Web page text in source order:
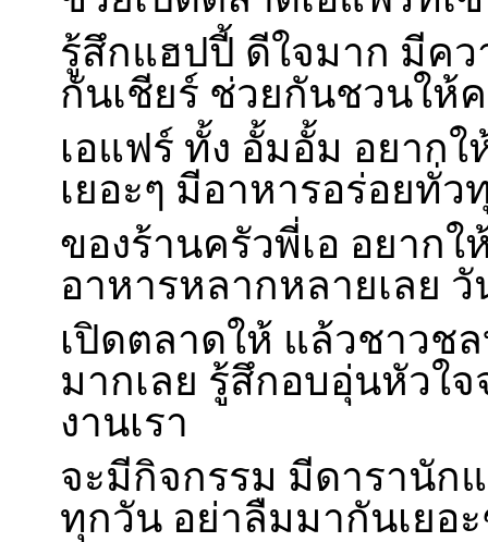
รู้สึกแฮปปี้ ดีใจมาก มีค
กันเชียร์ ช่วยกันชวนให้
เอแฟร์ ทั้ง อั้มอั้ม อยาก
เยอะๆ มีอาหารอร่อยทั่
ของร้านครัวพี่เอ อยาก
อาหารหลากหลายเลย
เปิดตลาดให้ แล้วชาวช
มากเลย รู้สึกอบอุ่นหัวใจ
งานเรา
จะมีกิจกรรม มีดารานัก
ทุกวัน อย่าลืมมากันเยอ